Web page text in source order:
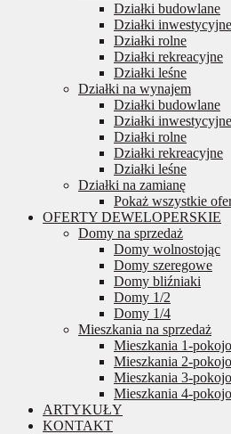
Działki budowlane
Działki inwestycyjne
Działki rolne
Działki rekreacyjne
Działki leśne
Działki na wynajem
Działki budowlane
Działki inwestycyjne
Działki rolne
Działki rekreacyjne
Działki leśne
Działki na zamianę
Pokaż wszystkie
OFERTY DEWELOPERSKIE
Domy na sprzedaż
Domy wolnostojąc
Domy szeregowe
Domy bliźniaki
Domy 1/2
Domy 1/4
Mieszkania na sprzedaż
Mieszkania 1-
Mieszkania 2-
Mieszkania 3-
Mieszkania 4-
ARTYKUŁY
KONTAKT